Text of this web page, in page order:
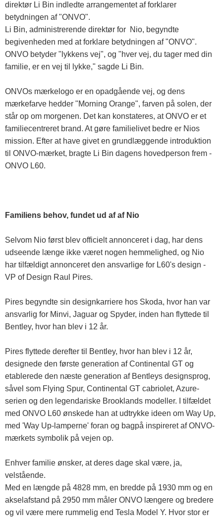
direktør Li Bin indledte arrangementet af forklarer
betydningen af ​​"ONVO".
Li Bin, administrerende direktør for Nio, begyndte
begivenheden med at forklare betydningen af ​​"ONVO".
ONVO betyder "lykkens vej", og "hver vej, du tager med din
familie, er en vej til lykke," sagde Li Bin.
ONVOs mærkelogo er en opadgående vej, og dens
mærkefarve hedder "Morning Orange", farven på solen, der
står op om morgenen. Det kan konstateres, at ONVO er et
familiecentreret brand. At gøre familielivet bedre er Nios
mission. Efter at have givet en grundlæggende introduktion
til ONVO-mærket, bragte Li Bin dagens hovedperson frem -
ONVO L60.
Familiens behov, fundet ud af af Nio
Selvom Nio først blev officielt annonceret i dag, har dens
udseende længe ikke været nogen hemmelighed, og Nio
har tilfældigt annonceret den ansvarlige for L60's design -
VP of Design Raul Pires.
Pires begyndte sin designkarriere hos Skoda, hvor han var
ansvarlig for Minvi, Jaguar og Spyder, inden han flyttede til
Bentley, hvor han blev i 12 år.
Pires flyttede derefter til Bentley, hvor han blev i 12 år,
designede den første generation af Continental GT og
etablerede den næste generation af Bentleys designsprog,
såvel som Flying Spur, Continental GT cabriolet, Azure-
serien og den legendariske Brooklands modeller. I tilfældet
med ONVO L60 ønskede han at udtrykke ideen om Way Up,
med 'Way Up-lamperne' foran og bagpå inspireret af ONVO-
mærkets symbolik på vejen op.
Enhver familie ønsker, at deres dage skal være, ja,
velstående.
Med en længde på 4828 mm, en bredde på 1930 mm og en
akselafstand på 2950 mm måler ONVO længere og bredere
og vil være mere rummelig end Tesla Model Y. Hvor stor er